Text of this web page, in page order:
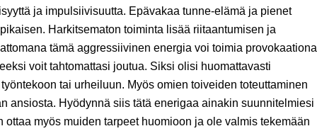
ja impulsiivisuutta. Epävakaa tunne-elämä ja pienet
Harkitsematon toiminta lisää riitaantumisen ja
tämä aggressiivinen energia voi toimia provokaationa
voit tahtomattasi joutua. Siksi olisi huomattavasti
tai urheiluun. Myös omien toiveiden toteuttaminen
ansiosta. Hyödynnä siis tätä enerigaa ainakin suunnitelmiesi
myös muiden tarpeet huomioon ja ole valmis tekemään